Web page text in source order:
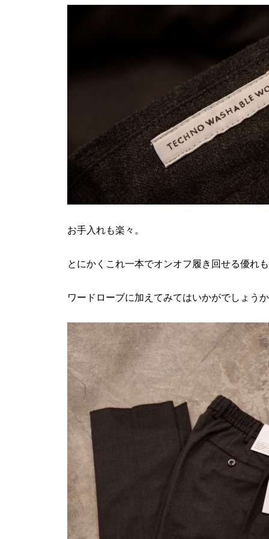
お手入れも楽々。
とにかくこれ一本でオンオフ履き回せる優れ
ワードローブに加えてみてはいかがでしょう